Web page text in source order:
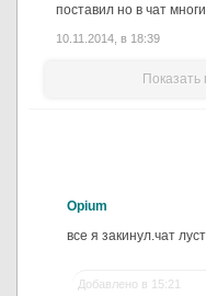
поставил но в чат
10.11.2014, в 18:39
Opium
все я закинул.чат
Добавлено в 15:21